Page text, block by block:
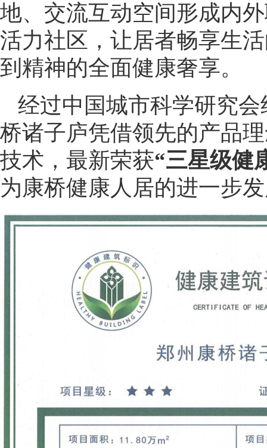
地、交流互动空间形成内
活力社区，让居者畅享生
到精神的全面健康奢享。
经过中国城市科学研究
桥诸子庐凭借领先的产品
技术，最新荣获“三星级健
为康桥健康人居的进一步